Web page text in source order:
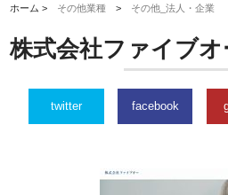
ホーム > その他業種 > その他_法人・企業
株式会社ファイブオ
twitter facebook